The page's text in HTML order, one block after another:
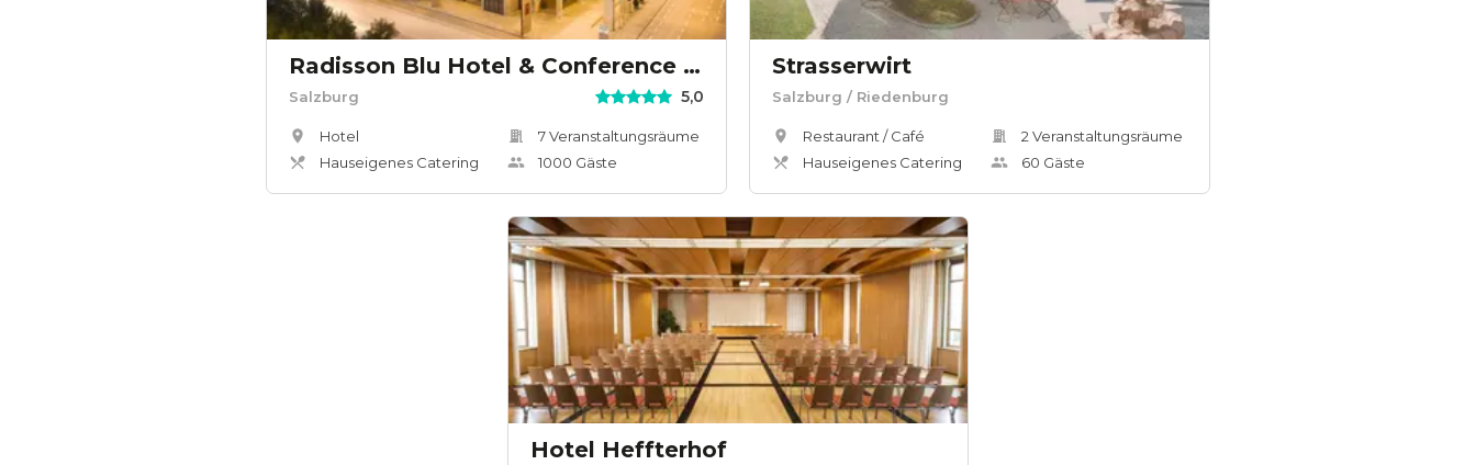
Radisson Blu Hotel & Conference Centre, Salzburg
Salzburg 5,0
Hotel
Hauseigenes Catering
7Veranstaltungsräume
1000 Gäste
Strasserwirt
Salzburg / Riedenburg
Restaurant / Café
Hauseigenes Catering
2 Veranstaltungsräume
60 Gäste
Hotel Heffterhof